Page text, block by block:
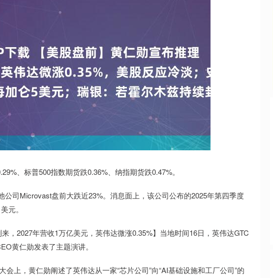
、标普500指数期货跌0.36%、纳指期货跌0.47%。
Microvast盘前大跌近23%。消息面上，该公司公布的2025年第四季度
元。
2027年营收1万亿美元，英伟达微涨0.35%】当地时间16日，英伟达GTC
黄仁勋发表了主题演讲。
上，黄仁勋阐述了英伟达从一家“芯片公司”向“AI基础设施和工厂公司”的
-34.08 -0.24% 沪深300 4651.31 -6.85